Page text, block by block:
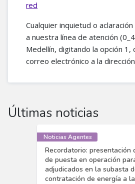
red
Cualquier inquietud o
a nuestra línea de atención
Medellín, digitando la opción
correo electrónico a la
Últimas noticias
Noticias Agentes
Recordatorio: presentación
de puesta en operación
adjudicados en la subasta
contratación de energía a